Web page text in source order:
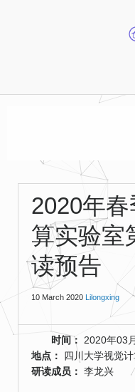
2020年
算实验室
读预告
10 March 2020 Lilongxing
时间：
2020年03
地点：
四川大学视觉
研读成员： 李龙兴